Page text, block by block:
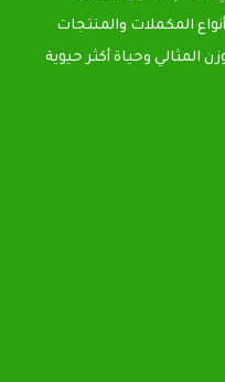
المكملات والمنتجات
المثالي وحياة أكثر حيوية